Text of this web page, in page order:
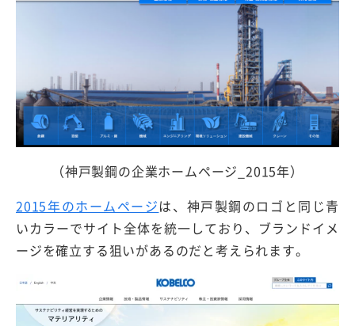
（神戸製鋼の企業ホームページ_2015年）
2015年のホームページは、神戸製鋼のロゴと同じ青
いカラーでサイト全体を統一しており、ブランドイメ
ージを確立する狙いがあるのだと考えられます。